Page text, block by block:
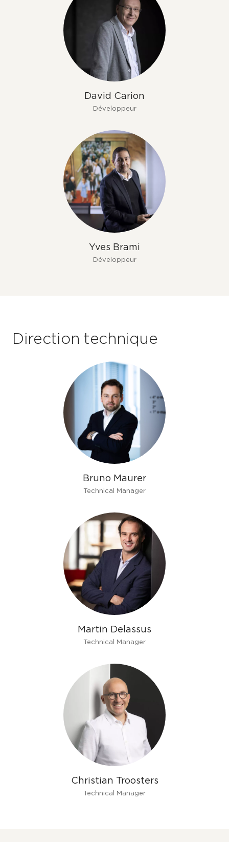
David Carion
Développeur
Yves Brami
Développeur
Direction technique
Bruno Maurer
Technical Manager
Martin Delassus
Technical Manager
Christian Troosters
Technical Manager